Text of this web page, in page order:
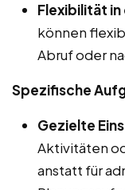
Flexibilität
können
Abruf oder
Spezifische
Gezielte
Aktivitäten
anstatt für